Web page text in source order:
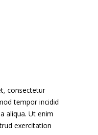
consectetur
tempor incidid
aliqua. Ut enim
exercitation